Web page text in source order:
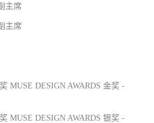
主席
主席
MUSE DESIGN AWARDS 金奖 -
MUSE DESIGN AWARDS 银奖 -